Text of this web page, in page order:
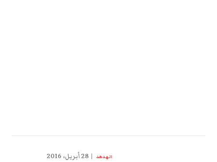
الهدهد 28 أبريل، 2016